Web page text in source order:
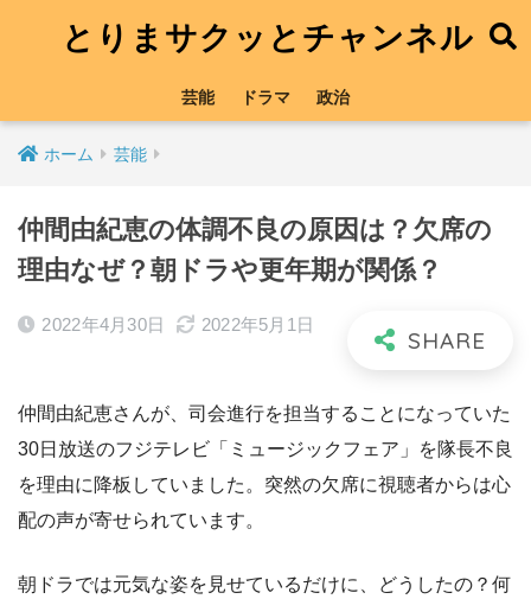
とりまサクッとチャンネル
芸能 ドラマ 政治
ホーム 芸能
仲間由紀恵の体調不良の原因は？欠席の
理由なぜ？朝ドラや更年期が関係？
2022年4月30日 2022年5月1日
仲間由紀恵さんが、司会進行を担当することになっていた
30日放送のフジテレビ「ミュージックフェア」を隊長不良
を理由に降板していました。突然の欠席に視聴者からは心
配の声が寄せられています。
朝ドラでは元気な姿を見せているだけに、どうしたの？何